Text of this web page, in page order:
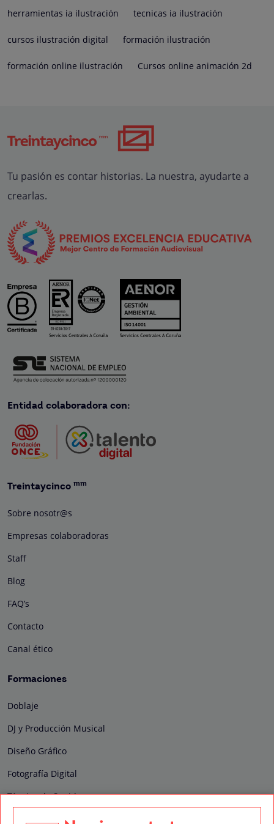
herramientas ia ilustración tecnicas ia ilustración
cursos ilustración digital formación ilustración
formación online ilustración Cursos online animación 2d
Tu pasión es contar historias. La nuestra, ayudarte a
crearlas.
Entidad colaboradora con:
Treintaycinco mm
Sobre nosotr@s
Empresas colaboradoras
Staff
Blog
FAQ’s
Contacto
Canal ético
Formaciones
Doblaje
DJ y Producción Musical
Diseño Gráfico
Fotografía Digital
Técnico de Sonido
Edición y Postproducción de Vídeo